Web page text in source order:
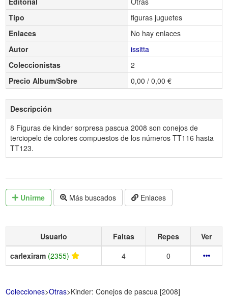
Tipo
figuras juguetes
Enlaces
No hay enlaces
Autor
issitta
Coleccionistas
2
Precio Album/Sobre
0,00 / 0,00 €
Descripción
8 Figuras de kinder sorpresa pascua 2008 son conejos de
terciopelo de colores compuestos de los números TT116 hasta
TT123.
Unirme Más buscados Enlaces
Usuario Faltas Repes
Ver
carlexiram (2355) 4 0
Colecciones>Otras>Kinder: Conejos de pascua [2008]